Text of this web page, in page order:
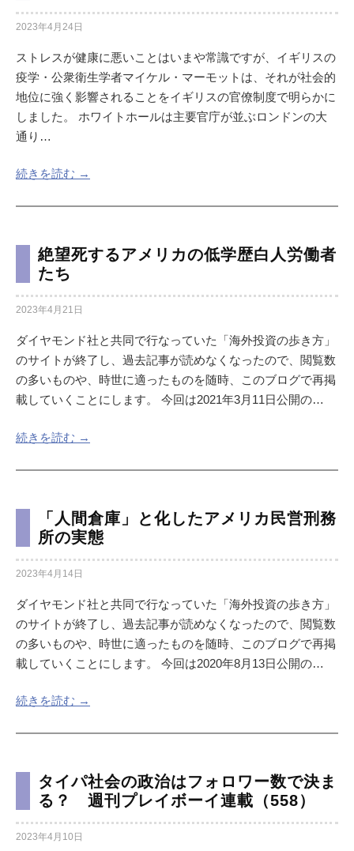
2023年4月24日
ストレスが健康に悪いことはいまや常識ですが、イギリスの
疫学・公衆衛生学者マイケル・マーモットは、それが社会的
地位に強く影響されることをイギリスの官僚制度で明らかに
しました。 ホワイトホールは主要官庁が並ぶロンドンの大
通り…
続きを読む →
絶望死するアメリカの低学歴白人労働者
たち
2023年4月21日
ダイヤモンド社と共同で行なっていた「海外投資の歩き方」
のサイトが終了し、過去記事が読めなくなったので、閲覧数
の多いものや、時世に適ったものを随時、このブログで再掲
載していくことにします。 今回は2021年3月11日公開の…
続きを読む →
「人間倉庫」と化したアメリカ民営刑務
所の実態
2023年4月14日
ダイヤモンド社と共同で行なっていた「海外投資の歩き方」
のサイトが終了し、過去記事が読めなくなったので、閲覧数
の多いものや、時世に適ったものを随時、このブログで再掲
載していくことにします。 今回は2020年8月13日公開の…
続きを読む →
タイパ社会の政治はフォロワー数で決ま
る？ 週刊プレイボーイ連載（558）
2023年4月10日